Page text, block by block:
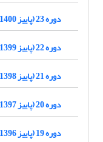
دوره 23 (پاییز 1400-1399)
دوره 22 (پاییز 1399-1398)
دوره 21 (پاییز 1398-1397)
دوره 20 (پاییز 1397-1396)
دوره 19 (پاییز 1396-1395)